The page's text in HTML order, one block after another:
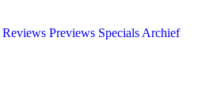
Reviews Previews Specials Archief